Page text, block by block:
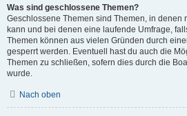
Was sind geschlossene Themen?
Geschlossene Themen sind Themen, in denen
kann und bei denen eine laufende Umfrage,
Themen können aus vielen Gründen durch
gesperrt werden. Eventuell hast du auch die
Themen zu schließen, sofern dies durch die
wurde.
Nach oben